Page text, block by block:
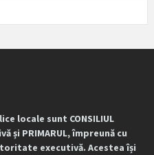
locale sunt CONSILIUL
și PRIMARUL, împreună cu
executivă. Acestea își